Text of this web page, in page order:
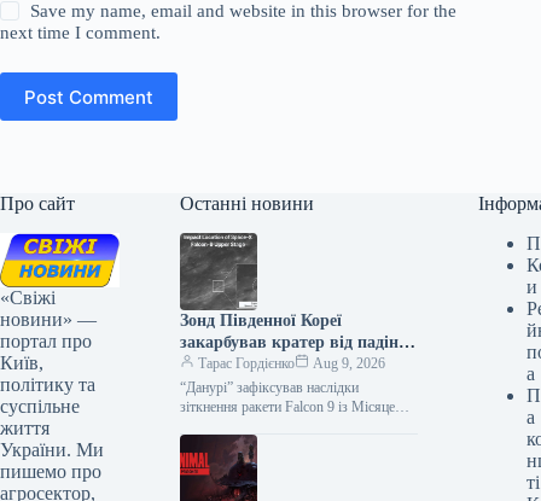
Save my name, email and website in this browser for the
next time I comment.
Post Comment
Про сайт
«Свіжі
новини» —
портал про
Київ,
політику та
суспільне
життя
України. Ми
пишемо про
агросектор,
Останні новини
Зонд Південної Кореї
закарбував кратер від падіння
Falcon 9 на Місяці
Тарас Гордієнко
Aug 9, 2026
“Данурі” зафіксував наслідки
зіткнення ракети Falcon 9 із Місяцем:
Південнокорейський орбітальний
апарат Danuri («Данурі») здійснив
унікальні знімки…
и
а
а
ті